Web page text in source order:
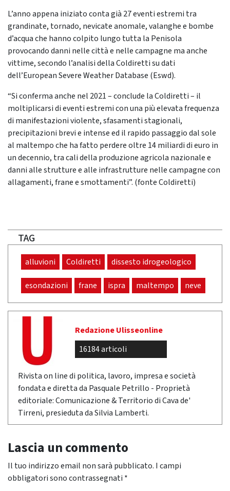
L’anno appena iniziato conta già 27 eventi estremi tra
grandinate, tornado, nevicate anomale, valanghe e bombe
d’acqua che hanno colpito lungo tutta la Penisola
provocando danni nelle città e nelle campagne ma anche
vittime, secondo l’analisi della Coldiretti su dati
dell’European Severe Weather Database (Eswd).
“Si conferma anche nel 2021 – conclude la Coldiretti – il
moltiplicarsi di eventi estremi con una più elevata frequenza
di manifestazioni violente, sfasamenti stagionali,
precipitazioni brevi e intense ed il rapido passaggio dal sole
al maltempo che ha fatto perdere oltre 14 miliardi di euro in
un decennio, tra cali della produzione agricola nazionale e
danni alle strutture e alle infrastrutture nelle campagne con
allagamenti, frane e smottamenti”. (fonte Coldiretti)
TAG
alluvioni Coldiretti dissesto idrogeologico
esondazioni frane ispra maltempo neve
Redazione Ulisseonline
16184 articoli
Rivista on line di politica, lavoro, impresa e società
fondata e diretta da Pasquale Petrillo - Proprietà
editoriale: Comunicazione & Territorio di Cava de'
Tirreni, presieduta da Silvia Lamberti.
Lascia un commento
Il tuo indirizzo email non sarà pubblicato. I campi
obbligatori sono contrassegnati *